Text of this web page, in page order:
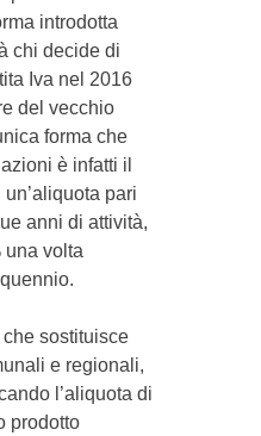
introdotta
chi decide di
Iva nel 2016
del vecchio
forma che
è infatti il
pari
anni di attività,
una volta
che sostituisce
e regionali,
l’aliquota di
prodotto